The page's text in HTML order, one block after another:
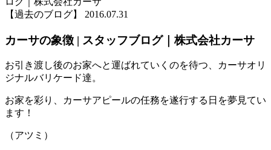
【過去のブログ】 2016.07.31
カーサの象徴 | スタッフブログ｜株式会社カーサ
お引き渡し後のお家へと運ばれていくのを待つ、カーサオリ
ジナルバリケード達。
お家を彩り、カーサアピールの任務を遂行する日を夢見てい
ます！
（アツミ）